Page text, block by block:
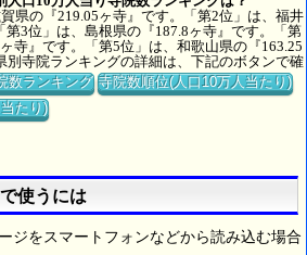
県の『219.05ヶ寺』です。「第2位」は、福井
第3位」は、島根県の『187.8ヶ寺』です。「第
寺』です。「第5位」は、和歌山県の『163.25
別寺院ランキングの詳細は、下記のボタンで確
数ランキング 寺院数順位(人口10万人当たり)
たり)
使うには
ジをスマートフォンなどから読み込む場合